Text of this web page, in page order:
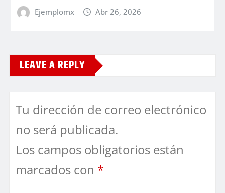
Ejemplomx Abr 26, 2026
LEAVE A REPLY
Tu dirección de correo electrónico
no será publicada.
Los campos obligatorios están
marcados con *